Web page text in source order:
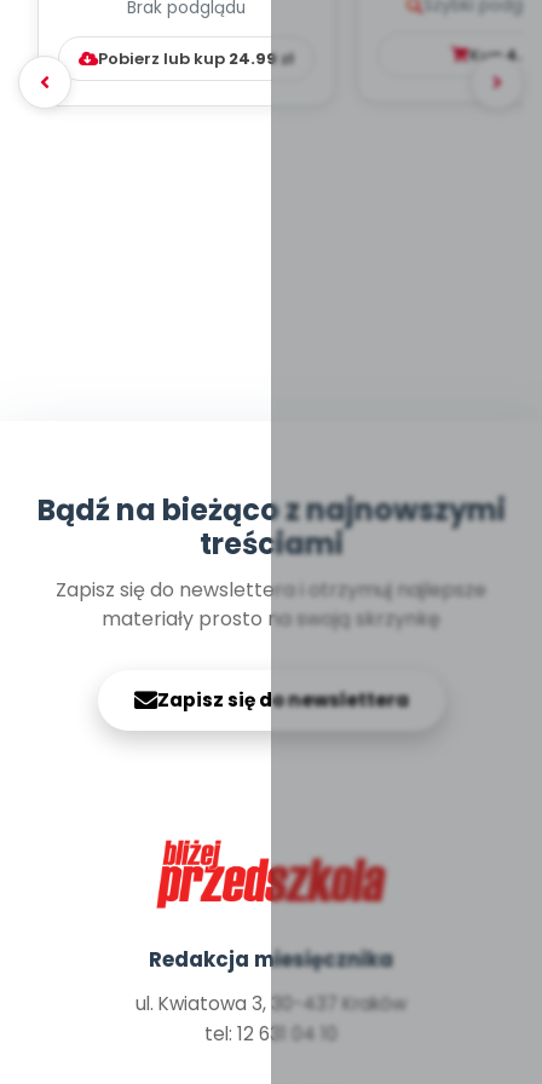
WYCHOWAWCZO –
DYDAKTYC...
Brak podglądu
Pobierz lub kup 24.99 zł
Szybki
Kup
Bądź na bieżąco z najnowszymi
treściami
Zapisz się do newslettera i otrzymuj najlepsze
materiały prosto na swoją skrzynkę
Zapisz się do newslettera
Redakcja miesięcznika
ul. Kwiatowa 3, 30-437 Kraków
tel: 12 631 04 10